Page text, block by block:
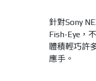
針對Sony
Fish-Eye，
體積輕巧許
應手。